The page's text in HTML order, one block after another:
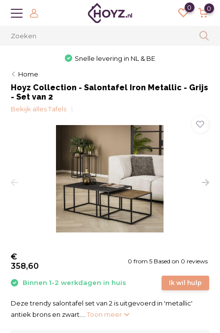
0 0
Snelle levering in NL & BE
Home
Hoyz Collection - Salontafel Iron Metallic - Grijs
- Set van 2
Bekijk alles Tafels
0 from 5 Based on 0 reviews
Ik wil hulp
€
358,60
Binnen 1-2 werkdagen in huis
Deze trendy salontafel set van 2 is uitgevoerd in 'metallic'
antiek brons en zwart....Toon meer